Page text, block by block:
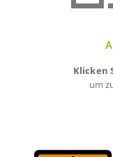
Klicken
um